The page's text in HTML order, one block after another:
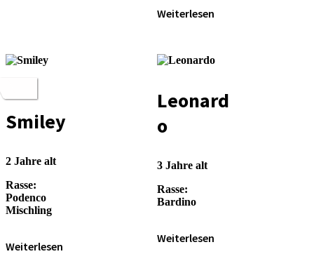
Weiterlesen
Smiley
2 Jahre alt
Rasse:
Podenco
Mischling
Weiterlesen
Leonard
o
3 Jahre alt
Rasse:
Bardino
Weiterlesen